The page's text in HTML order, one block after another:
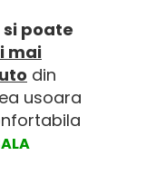
poate
mai
din
usoara